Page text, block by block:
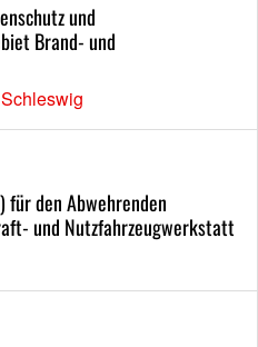
und
Brand- und
den Abwehrenden
und Nutzfahrzeugwerkstatt